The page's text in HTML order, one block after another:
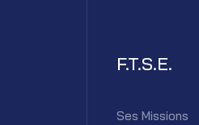
F.T.S.E.
Ses Missions